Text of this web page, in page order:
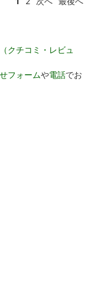
クチコミ・レビュ
フォームや電話でお